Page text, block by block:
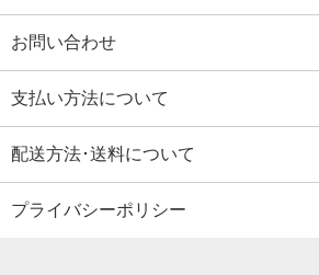
お問い合わせ
支払い方法について
配送方法･送料について
プライバシーポリシー